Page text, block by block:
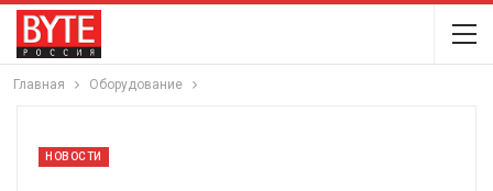
Главная Оборудование
НОВОСТИ